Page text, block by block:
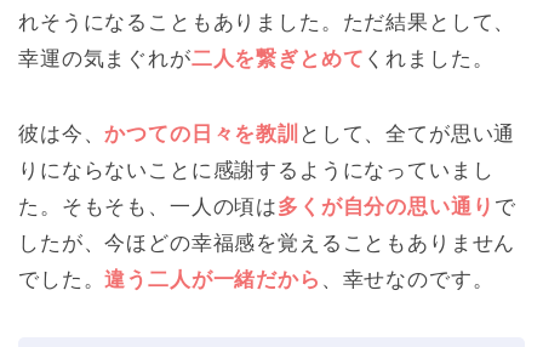
れそうになることもありました。ただ結果として、
幸運の気まぐれが二人を繋ぎとめて くれました。
彼は今、かつての日々を教訓 として、全てが思い通
りにならないことに感謝するようになっていまし
た。そもそも、一人の頃は多くが自分の思い通り で
したが、今ほどの幸福感を覚えることもありません
でした。違う二人が一緒だから 、幸せなのです。